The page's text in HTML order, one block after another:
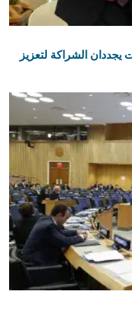
يجددان الشراكة لتعزيز